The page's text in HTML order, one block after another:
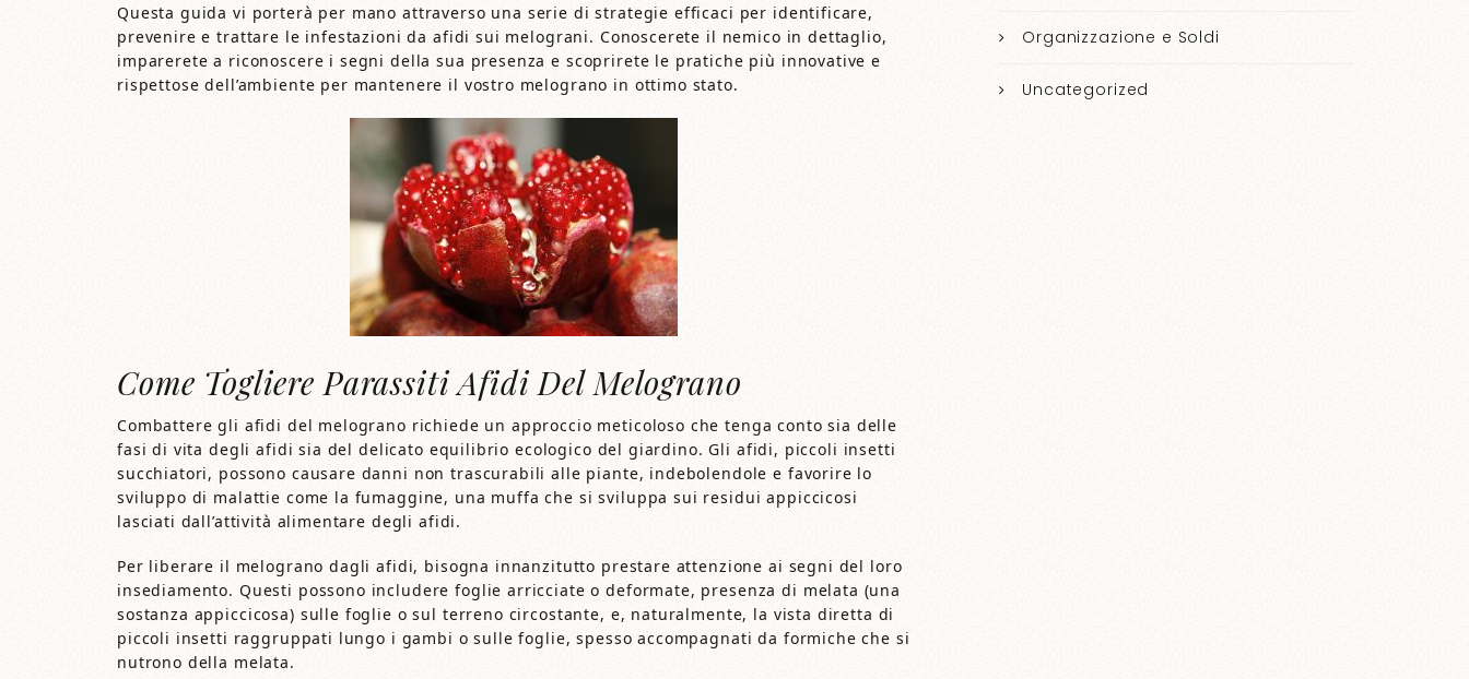
Questa guida vi porterà per mano attraverso una serie di strategie efficaci per identificare,
prevenire e trattare le infestazioni da afidi sui melograni. Conoscerete il nemico in dettaglio,
imparerete a riconoscere i segni della sua presenza e scoprirete le pratiche più innovative e
rispettose dell’ambiente per mantenere il vostro melograno in ottimo stato.
Come Togliere Parassiti Afidi Del Melograno
Combattere gli afidi del melograno richiede un approccio meticoloso che tenga conto sia delle
fasi di vita degli afidi sia del delicato equilibrio ecologico del giardino. Gli afidi, piccoli insetti
succhiatori, possono causare danni non trascurabili alle piante, indebolendole e favorire lo
sviluppo di malattie come la fumaggine, una muffa che si sviluppa sui residui appiccicosi
lasciati dall’attività alimentare degli afidi.
Per liberare il melograno dagli afidi, bisogna innanzitutto prestare attenzione ai segni del loro
insediamento. Questi possono includere foglie arricciate o deformate, presenza di melata (una
sostanza appiccicosa) sulle foglie o sul terreno circostante, e, naturalmente, la vista diretta di
piccoli insetti raggruppati lungo i gambi o sulle foglie, spesso accompagnati da formiche che si
nutrono della melata.
Organizzazione e Soldi
Uncategorized